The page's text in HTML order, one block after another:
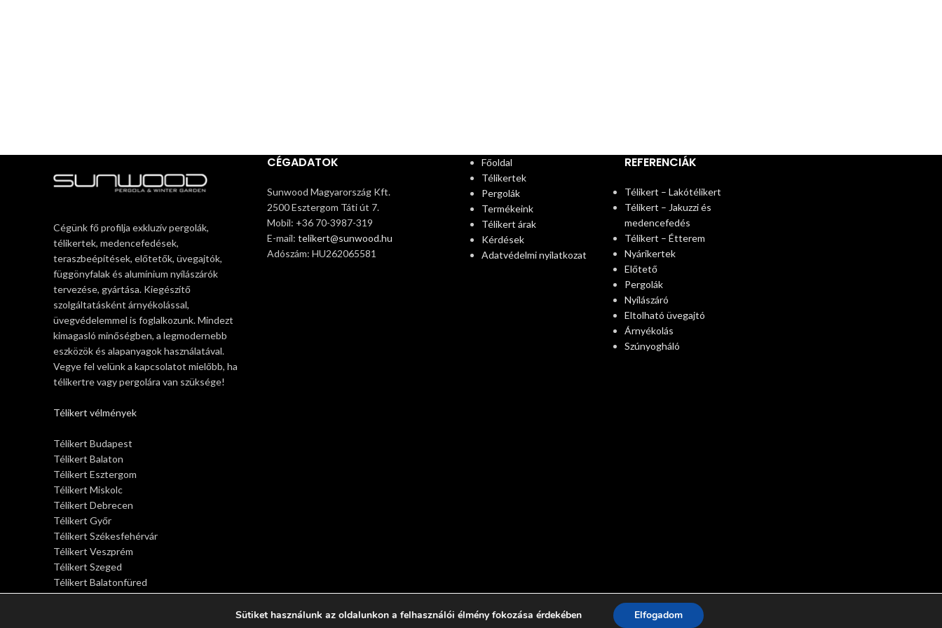
Cégünk fő profilja exkluzív pergolák,
télikertek, medencefedések,
teraszbeépítések, előtetők, üvegajtók,
függönyfalak és alumínium nyílászárók
tervezése, gyártása. Kiegészítő
szolgáltatásként árnyékolással,
üvegvédelemmel is foglalkozunk. Mindezt
kimagasló minőségben, a legmodernebb
eszközök és alapanyagok használatával.
Vegye fel velünk a kapcsolatot mielőbb, ha
télikertre vagy pergolára van szüksége!
Télikert vélmények
Télikert Budapest
Télikert Balaton
Télikert Esztergom
Télikert Miskolc
Télikert Debrecen
Télikert Győr
Télikert Székesfehérvár
Télikert Veszprém
Télikert Szeged
Télikert Balatonfüred
Télikert Siófok
CÉGADATOK
Sunwood Magyarország Kft.
2500 Esztergom Táti út 7.
Mobil: +36 70-3987-319
E-mail:telikert@sunwood.hu
Adószám: HU262065581
Főoldal
Télikertek
Pergolák
Termékeink
Télikert árak
Kérdések
Adatvédelmi nyilatkozat
REFERENCIÁK
Télikert – Lakótélikert
Télikert – Jakuzzi és
medencefedés
Télikert – Étterem
Nyárikertek
Előtető
Pergolák
Nyílászáró
Eltolható üvegajtó
Árnyékolás
Szúnyogháló
Sütiket használunk az oldalunkon a felhasználói élmény fokozása érdekében Elfogadom